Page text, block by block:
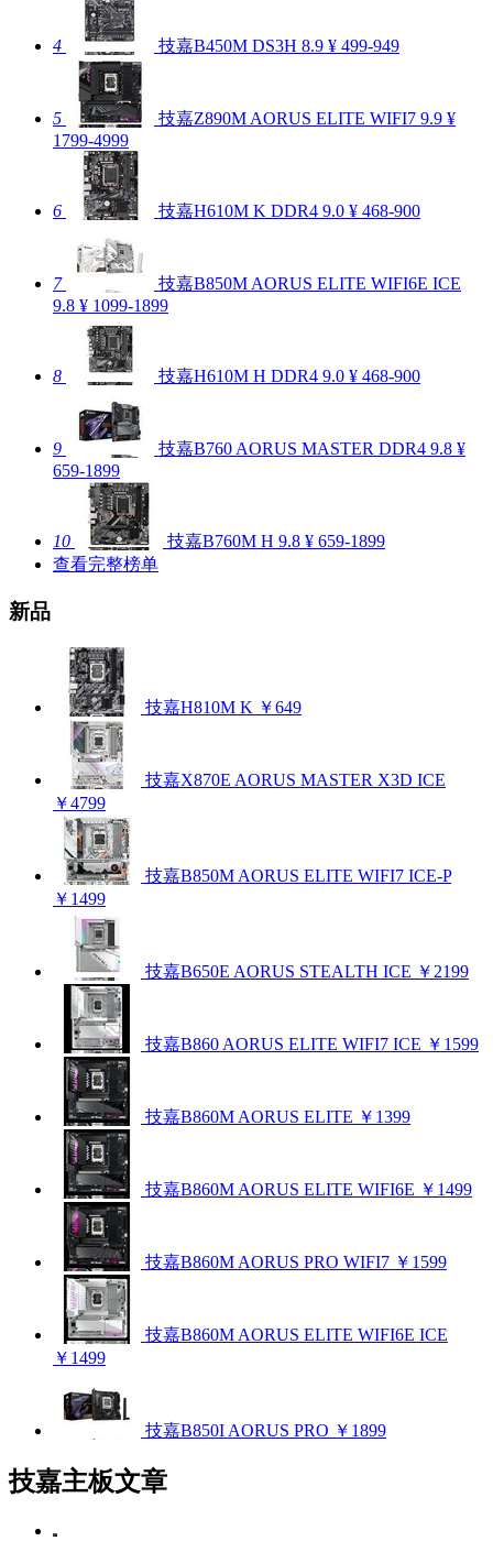
4 技嘉B450M DS3H 8.9 ¥ 499-949
5 技嘉Z890M AORUS ELITE WIFI7 9.9 ¥
1799-4999
6 技嘉H610M K DDR4 9.0 ¥ 468-900
7
技嘉B850M AORUS ELITE WIFI6E ICE
9.8 ¥ 1099-1899
8 技嘉H610M H DDR4 9.0 ¥ 468-900
9 技嘉B760 AORUS MASTER DDR4 9.8 ¥
659-1899
10 技嘉B760M H 9.8 ¥ 659-1899
查看完整榜单
新品
技嘉H810M K ￥649
技嘉X870E AORUS MASTER X3D ICE
￥4799
技嘉B850M AORUS ELITE WIFI7 ICE-P
￥1499
技嘉B650E AORUS STEALTH ICE ￥2199
技嘉B860 AORUS ELITE WIFI7 ICE ￥1599
技嘉B860M AORUS ELITE ￥1399
技嘉B860M AORUS ELITE WIFI6E ￥1499
技嘉B860M AORUS PRO WIFI7 ￥1599
技嘉B860M AORUS ELITE WIFI6E ICE
￥1499
技嘉B850I AORUS PRO ￥1899
技嘉主板文章